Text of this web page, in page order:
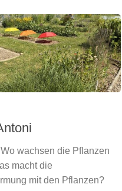
wachsen die Pflanzen
macht die
mit den Pflanzen?